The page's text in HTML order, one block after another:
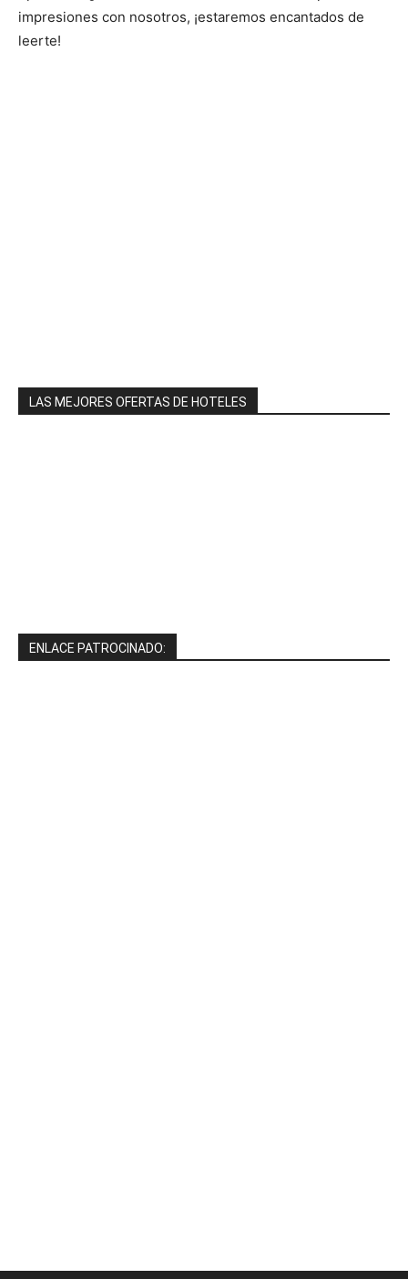
impresiones con nosotros, ¡estaremos encantados de
leerte!
LAS MEJORES OFERTAS DE HOTELES
ENLACE PATROCINADO: